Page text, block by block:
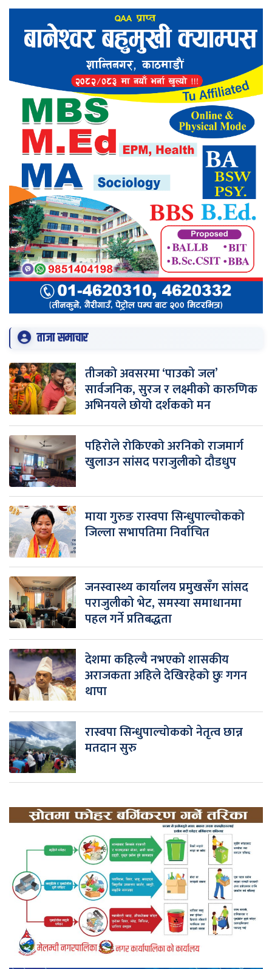
ताजा समाचार
तीजको अवसरमा ‘पाउको जल’
सार्वजनिक, सुरज र लक्ष्मीको कारुणिक
अभिनयले छोयो दर्शकको मन
पहिरोले रोकिएको अरनिको राजमार्ग
खुलाउन सांसद पराजुलीको दौडधुप
माया गुरुङ रास्वपा सिन्धुपाल्चोकको
जिल्ला सभापतिमा निर्वाचित
जनस्वास्थ्य कार्यालय प्रमुखसँग सांसद
पराजुलीको भेट, समस्या समाधानमा
पहल गर्ने प्रतिबद्धता
देशमा कहिल्यै नभएको शासकीय
अराजकता अहिले देखिरहेको छुः गगन
थापा
रास्वपा सिन्धुपाल्चोकको नेतृत्व छान्न
मतदान सुरु